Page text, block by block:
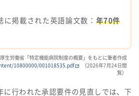
に掲載された英語論文数： 年70件
厚生労働省「特定機能病院制度の概要」をもとに筆者作成
10800000/001018535.pdf
（2026年7月24日閲
覧）
に行われた承認要件の見直しでは、下